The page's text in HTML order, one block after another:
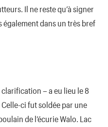
Il ne reste qu’à signer
également dans un très bref
– a eu lieu le 8
ci fut soldée par une
de l’écurie Walo. Lac